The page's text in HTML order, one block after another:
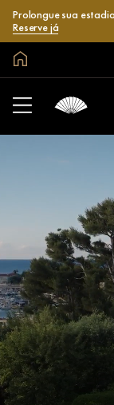
Prolongue sua
Reserve já